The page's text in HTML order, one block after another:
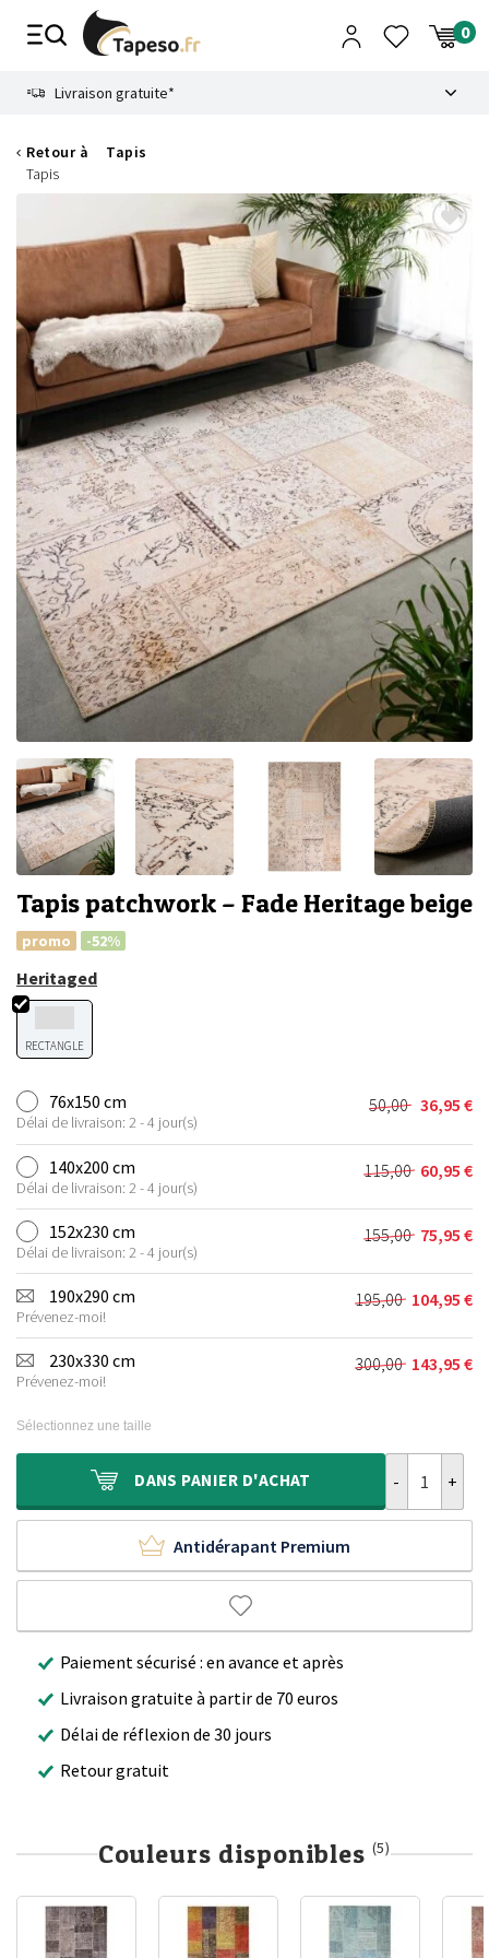
Livraison gratuite*
Retour à
Tapis
Tapis
Tapis patchwork – Fade Heritage beige
promo -52%
Heritaged
RECTANGLE
76x150 cm
Délai de livraison: 2 - 4 jour(s)
50,00
Le
prix
initial
était :
50,00 €.
36,95 €
Le
prix
actuel
est :
36,95 €.
140x200 cm
Délai de livraison: 2 - 4 jour(s)
115,00
Le
prix
initial
était :
115,00 €.
60,95 €
Le
prix
actuel
est :
60,95 €.
152x230 cm
Délai de livraison: 2 - 4 jour(s)
155,00
Le
prix
initial
était :
155,00 €.
75,95 €
Le
prix
actuel
est :
75,95 €.
190x290 cm
Prévenez-moi!
195,00
Le
prix
initial
était :
104,95 €
Le
prix
actuel
est :
230x330 cm
Prévenez-moi!
300,00
Le
300,00 €.
143,95 €
Le
143,95 €.
Sélectionnez une taille
DANS PANIER D'ACHAT
Antidérapant Premium
Paiement sécurisé : en avance et après
Livraison gratuite à partir de 70 euros
Délai de réflexion de 30 jours
Retour gratuit
Couleurs disponibles (5)